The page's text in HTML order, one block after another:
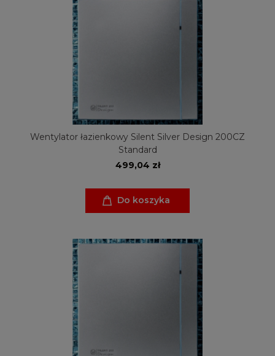
Wentylator łazienkowy Silent Silver Design 200CZ
Standard
499,04 zł
Do koszyka